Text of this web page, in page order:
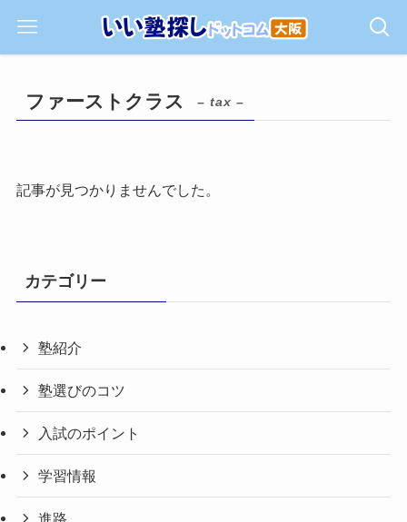
ファーストクラス – tax –
記事が見つかりませんでした。
カテゴリー
塾紹介
塾選びのコツ
入試のポイント
学習情報
進路